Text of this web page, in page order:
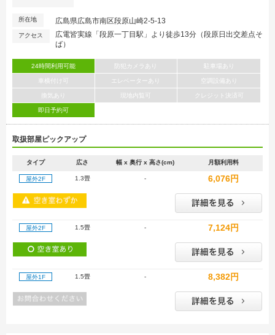
所在地 広島県広島市南区段原山崎2-5-13
アクセス
広電皆実線「段原一丁目駅」より徒歩13分（段原日出交差点そ
ば）
24時間利用可能 防犯カメラあり 駐車場あり
車横付け可 エレベーターあり 空調設備あり
換気あり 現地内覧可 クレジット決済可
即日予約可
取扱部屋ピックアップ
タイプ 広さ 幅 x 奥行 x 高さ(cm) 月額利用料
屋外2F 1.3畳 - 6,076円
屋外2F 1.5畳 - 7,124円
屋外1F 1.5畳 - 8,382円